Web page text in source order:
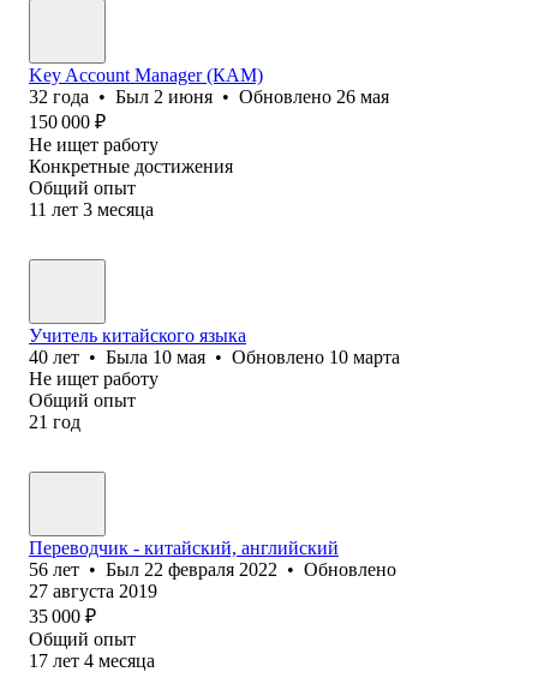
Key Account Manager (КАМ)
32 года • Был 2 июня • Обновлено 26 мая
150 000 ₽
Не ищет работу
Конкретные достижения
Общий опыт
11 лет 3 месяца
Учитель китайского языка
40 лет • Была 10 мая • Обновлено 10 марта
Не ищет работу
Общий опыт
21 год
Переводчик - китайский, английский
56 лет • Был 22 февраля 2022 • Обновлено
27 августа 2019
35 000 ₽
Общий опыт
17 лет 4 месяца